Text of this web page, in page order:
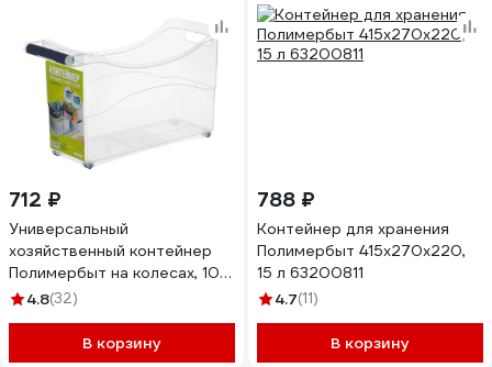
712 ₽
Универсальный
хозяйственный контейнер
Полимербыт на колесах, 10 л
63200823 438230000
4.8(32)
В корзину
788 ₽
Контейнер для хранения
Полимербыт 415х270х220,
15 л 63200811
4.7(11)
В корзину